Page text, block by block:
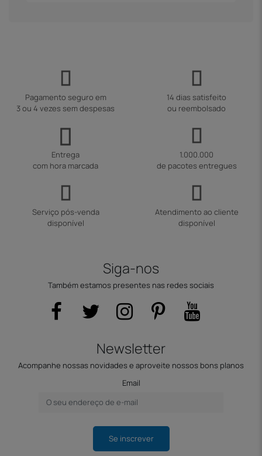
Pagamento seguro em
3 ou 4 vezes sem despesas
14 dias satisfeito
ou reembolsado
Entrega
com hora marcada
1.000.000
de pacotes entregues
Serviço pós-venda
disponível
Atendimento ao cliente
disponível
Siga-nos
Também estamos presentes nas redes sociais
Newsletter
Acompanhe nossas novidades e aproveite nossos bons planos
Email
Se inscrever